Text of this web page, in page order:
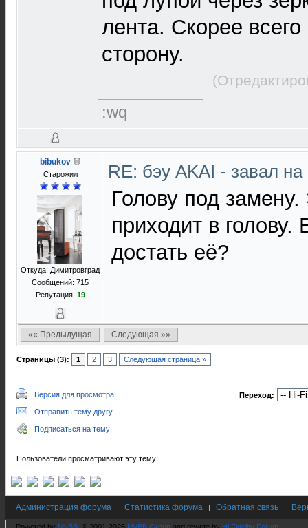
лента. Скорее
сторону.
:wq
bibukov
Старожил
Откуда: Димитровград
Сообщений: 715
Репутация: 19
RE: бэу AKAI - завал
Голову под
приходит в голову.
достать её?
«« Предыдущая Следующая »»
Страницы (3): 1 2 3 Следующая страница »
Версия для просмотра
Отправить тему другу
Подписаться на тему
Переход:
Пользователи просматривают эту тему:
Администрация форума | Статистика форума | Обратная связь |